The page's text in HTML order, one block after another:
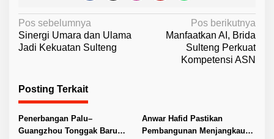
N
a
g
a
s
Pos sebelumnya
Sinergi Umara dan Ulama
Jadi Kekuatan Sulteng
Pos berikutnya
Manfaatkan AI, Brida
Sulteng Perkuat
Kompetensi ASN
Posting Terkait
Penerbangan Palu–
Guangzhou Tonggak Baru
Anwar Hafid Pastikan
Pembangunan Menjangkau